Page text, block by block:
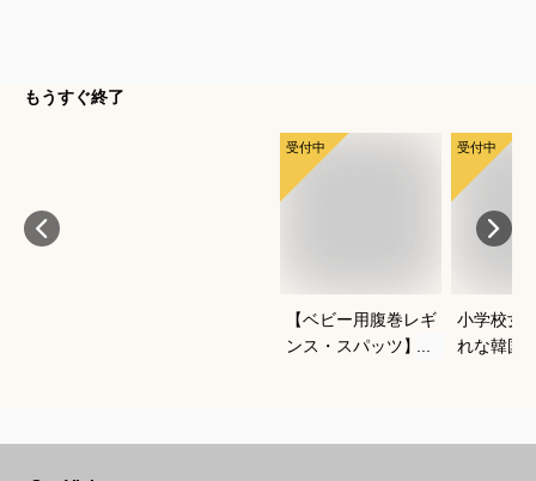
もうすぐ終了
受付中
【ベビー用腹巻レギ
ンス・スパッツ】よ
受付中
小学校女
れな韓国